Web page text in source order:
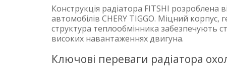
Конструкція радіатора FITSHI розроблена
автомобілів CHERY TIGGO. Міцний
структура теплообмінника забезпечують
високих навантаженнях двигуна.
Ключові переваги радіатора